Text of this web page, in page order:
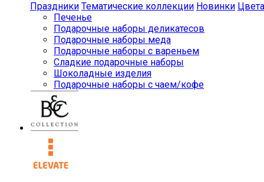
Праздники Тематические коллекции Новинки Цвета
Печенье
Подарочные наборы деликатесов
Подарочные наборы меда
Подарочные наборы с вареньем
Сладкие подарочные наборы
Шоколадные изделия
Подарочные наборы с чаем/кофе